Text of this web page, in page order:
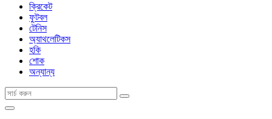
ক্রিকেট
ফুটবল
টেনিস
অ্যাথলেটিকস
হকি
শোক
অন্যান্য